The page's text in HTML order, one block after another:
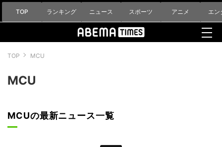
TOP ランキング ニュース スポーツ アニメ エン
TOP MCU
MCU
MCUの最新ニュース一覧